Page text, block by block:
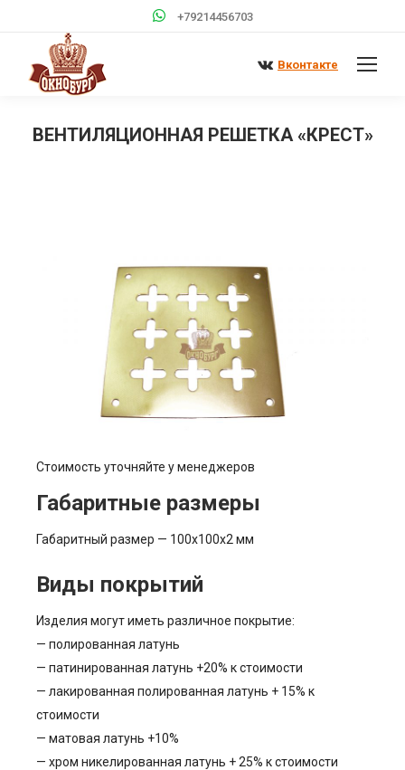
+79214456703
Вконтакте
ВЕНТИЛЯЦИОННАЯ РЕШЕТКА «КРЕСТ»
Стоимость уточняйте у менеджеров
Габаритные размеры
Габаритный размер — 100х100х2 мм
Виды покрытий
Изделия могут иметь различное покрытие:
— полированная латунь
— патинированная латунь +20% к стоимости
— лакированная полированная латунь + 15% к
стоимости
— матовая латунь +10%
— хром никелированная латунь + 25% к стоимости